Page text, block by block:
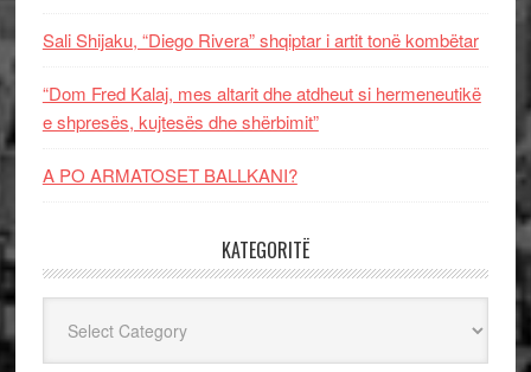
Sali Shijaku, “Diego Rivera” shqiptar i artit tonë kombëtar
“Dom Fred Kalaj, mes altarit dhe atdheut si hermeneutikë
e shpresës, kujtesës dhe shërbimit”
A PO ARMATOSET BALLKANI?
KATEGORITË